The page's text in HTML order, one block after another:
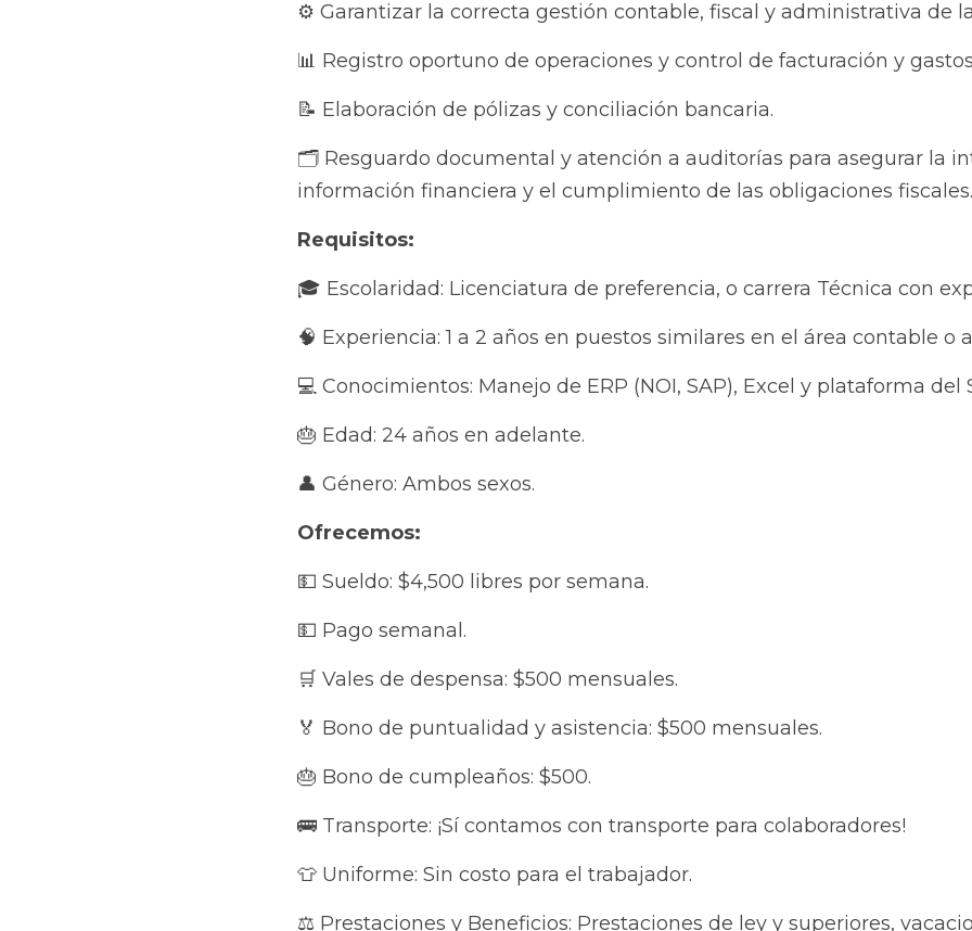
⚙️ Garantizar la correcta gestión contable, fiscal y administrativa de la
📊 Registro oportuno de operaciones y control de facturación y gastos.
📝 Elaboración de pólizas y conciliación bancaria.
🗂️ Resguardo documental y atención a auditorías para asegurar la
financiera y el cumplimiento de las obligaciones fiscales.
Requisitos:
🎓 Escolaridad: Licenciatura de preferencia, o carrera Técnica con
🧠 Experiencia: 1 a 2 años en puestos similares en el área contable o
💻 Conocimientos: Manejo de ERP (NOI, SAP), Excel y plataforma del SAT.
🎂 Edad: 24 años en adelante.
👤 Género: Ambos sexos.
Ofrecemos:
💵 Sueldo: $4,500 libres por semana.
💵 Pago semanal.
🛒 Vales de despensa: $500 mensuales.
🏅 Bono de puntualidad y asistencia: $500 mensuales.
🎂 Bono de cumpleaños: $500.
🚌 Transporte: ¡Sí contamos con transporte para colaboradores!
👕 Uniforme: Sin costo para el trabajador.
⚖️ Prestaciones y Beneficios: Prestaciones de ley y superiores, vacaciones